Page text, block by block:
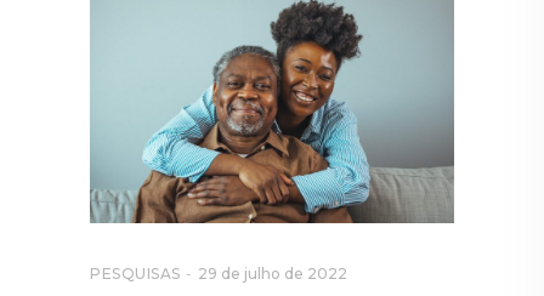
PESQUISAS 29 de julho de 2022